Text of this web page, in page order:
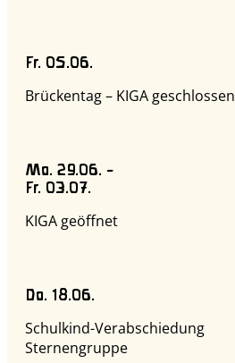
Fr. 05.06.
Brückentag – KIGA geschlossen
Mo. 29.06. –
Fr. 03.07.
KIGA geöffnet
Do. 18.06.
Schulkind-Verabschiedung
Sternengruppe